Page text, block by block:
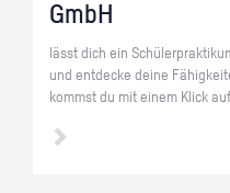
GmbH
lässt dich ein
und ent­de­cke deine
kommst du mit einem Klick